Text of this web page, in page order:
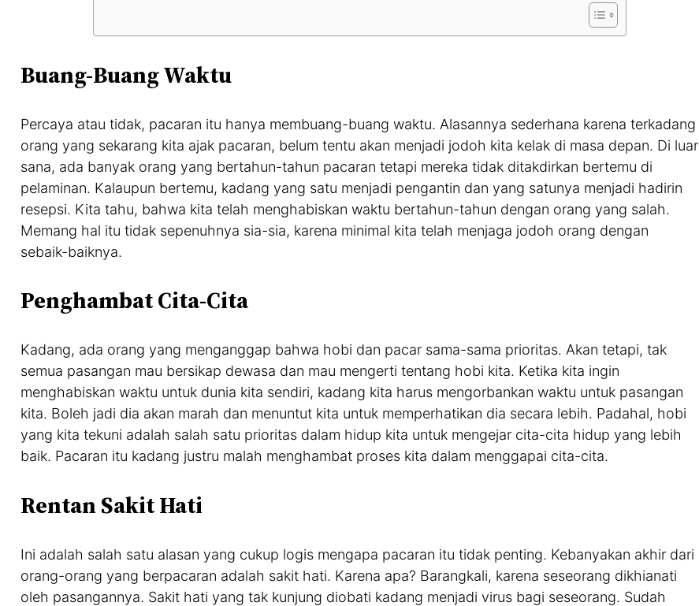
Buang-Buang Waktu
Percaya atau tidak, pacaran itu hanya membuang-buang waktu. Alasannya sederhana karena terkadang
orang yang sekarang kita ajak pacaran, belum tentu akan menjadi jodoh kita kelak di masa depan. Di luar
sana, ada banyak orang yang bertahun-tahun pacaran tetapi mereka tidak ditakdirkan bertemu di
pelaminan. Kalaupun bertemu, kadang yang satu menjadi pengantin dan yang satunya menjadi hadirin
resepsi. Kita tahu, bahwa kita telah menghabiskan waktu bertahun-tahun dengan orang yang salah.
Memang hal itu tidak sepenuhnya sia-sia, karena minimal kita telah menjaga jodoh orang dengan
sebaik-baiknya.
Penghambat Cita-Cita
Kadang, ada orang yang menganggap bahwa hobi dan pacar sama-sama prioritas. Akan tetapi, tak
semua pasangan mau bersikap dewasa dan mau mengerti tentang hobi kita. Ketika kita ingin
menghabiskan waktu untuk dunia kita sendiri, kadang kita harus mengorbankan waktu untuk pasangan
kita. Boleh jadi dia akan marah dan menuntut kita untuk memperhatikan dia secara lebih. Padahal, hobi
yang kita tekuni adalah salah satu prioritas dalam hidup kita untuk mengejar cita-cita hidup yang lebih
baik. Pacaran itu kadang justru malah menghambat proses kita dalam menggapai cita-cita.
Rentan Sakit Hati
Ini adalah salah satu alasan yang cukup logis mengapa pacaran itu tidak penting. Kebanyakan akhir dari
orang-orang yang berpacaran adalah sakit hati. Karena apa? Barangkali, karena seseorang dikhianati
oleh pasangannya. Sakit hati yang tak kunjung diobati kadang menjadi virus bagi seseorang. Sudah